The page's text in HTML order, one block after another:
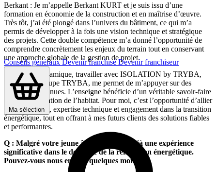
Conseils générauxDevenir franchiséDevenir franchiseur
Ma sélection
Berkant : Je m’appelle Berkant KURT et je suis issu d’une
formation en économie de la construction et en maîtrise d’œuvre.
Très tôt, j’ai été plongé dans l’univers du bâtiment, ce qui m’a
permis de développer à la fois une vision technique et stratégique
des projets. Cette double compétence m’a donné l’opportunité de
comprendre concrètement les enjeux du terrain tout en conservant
une approche globale de la gestion de projet.
Dans cette dynamique, travailler avec ISOLATION by TRYBA,
marque du groupe TRYBA, me permet de m’appuyer sur des
solutions reconnues. L’enseigne bénéficie d’un véritable savoir-faire
dans l’amélioration de l’habitat. Pour moi, c’est l’opportunité d’allier
entrepreneuriat, expertise technique et engagement dans la transition
énergétique, tout en offrant à mes futurs clients des solutions fiables
et performantes.
Q : Malgré votre jeune âge, vous avez déjà une expérience
significative dans le domaine de la rénovation énergétique.
Pouvez-vous nous en dire quelques mots ?